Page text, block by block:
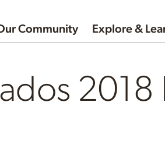
Community Explore &
2018